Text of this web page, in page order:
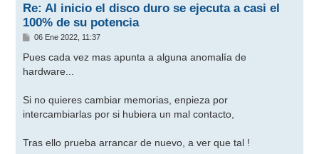
Re: Al inicio el disco duro se ejecuta a casi el
100% de su potencia
M
n
a
06 Ene 2022, 11:37
Pues cada vez mas apunta a alguna anomalía de
hardware...
Si no quieres cambiar memorias, enpieza por
intercambiarlas por si hubiera un mal contacto,
Tras ello prueba arrancar de nuevo, a ver que tal !